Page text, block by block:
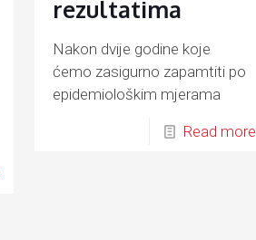
rezultatima
Nakon dvije godine koje
ćemo zasigurno zapamtiti po
epidemiološkim mjerama
Read more